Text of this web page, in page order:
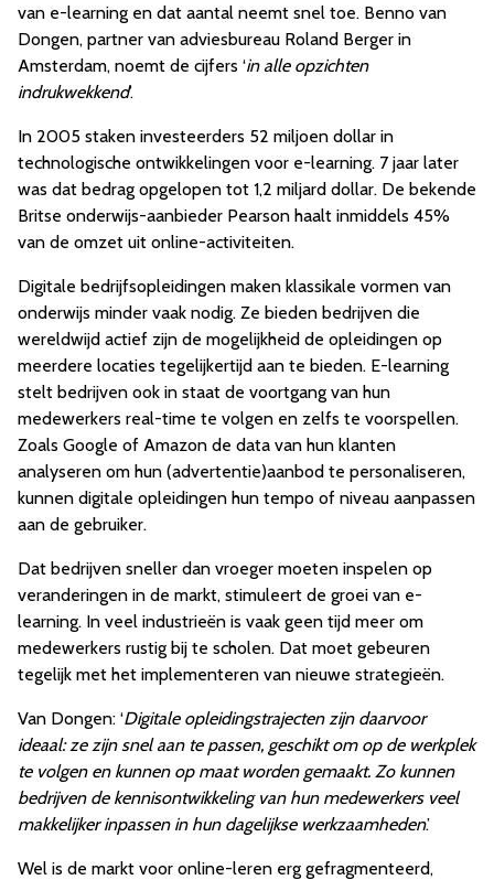
van e-learning en dat aantal neemt snel toe. Benno van
Dongen, partner van adviesbureau Roland Berger in
Amsterdam, noemt de cijfers ‘in alle opzichten
indrukwekkend’.
In 2005 staken investeerders 52 miljoen dollar in
technologische ontwikkelingen voor e-learning. 7 jaar later
was dat bedrag opgelopen tot 1,2 miljard dollar. De bekende
Britse onderwijs-aanbieder Pearson haalt inmiddels 45%
van de omzet uit online-activiteiten.
Digitale bedrijfsopleidingen maken klassikale vormen van
onderwijs minder vaak nodig. Ze bieden bedrijven die
wereldwijd actief zijn de mogelijkheid de opleidingen op
meerdere locaties tegelijkertijd aan te bieden. E-learning
stelt bedrijven ook in staat de voortgang van hun
medewerkers real-time te volgen en zelfs te voorspellen.
Zoals Google of Amazon de data van hun klanten
analyseren om hun (advertentie)aanbod te personaliseren,
kunnen digitale opleidingen hun tempo of niveau aanpassen
aan de gebruiker.
Dat bedrijven sneller dan vroeger moeten inspelen op
veranderingen in de markt, stimuleert de groei van e-
learning. In veel industrieën is vaak geen tijd meer om
medewerkers rustig bij te scholen. Dat moet gebeuren
tegelijk met het implementeren van nieuwe strategieën.
Van Dongen: ‘Digitale opleidingstrajecten zijn daarvoor
ideaal: ze zijn snel aan te passen, geschikt om op de werkplek
te volgen en kunnen op maat worden gemaakt. Zo kunnen
bedrijven de kennisontwikkeling van hun medewerkers veel
makkelijker inpassen in hun dagelijkse werkzaamheden.’
Wel is de markt voor online-leren erg gefragmenteerd,